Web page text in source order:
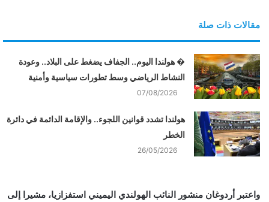
مقالات ذات صلة
� هولندا اليوم.. الجفاف يضغط على البلاد.. وعودة
النشاط الرياضي وسط تطورات سياسية وأمنية
07/08/2026
هولندا تشدد قوانين اللجوء.. والإقامة الدائمة في دائرة
الخطر
26/05/2026
واعتبر أردوغان منشور النائب الهولندي اليميني استفزازيا، مشيرا إلى